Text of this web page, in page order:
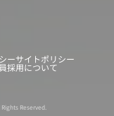
ーサイトポリシー
採用について
Reserved.